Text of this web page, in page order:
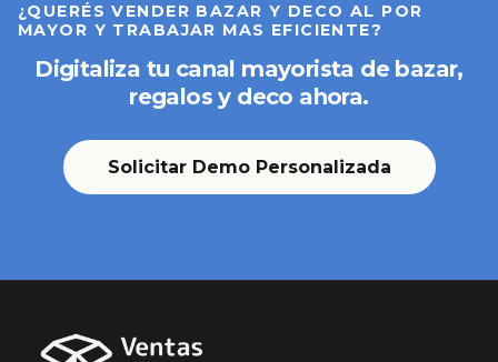
¿QUERÉS VENDER BAZAR Y DECO AL POR
MAYOR Y TRABAJAR MAS EFICIENTE?
Digitaliza tu canal mayorista de bazar,
regalos y deco ahora.
Solicitar Demo Personalizada